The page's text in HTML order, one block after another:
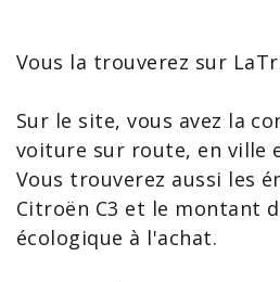
Vous la trouverez sur
Sur le site, vous avez la
voiture sur route, en ville
Vous trouverez aussi les
Citroën C3 et le montant
écologique à l'achat.